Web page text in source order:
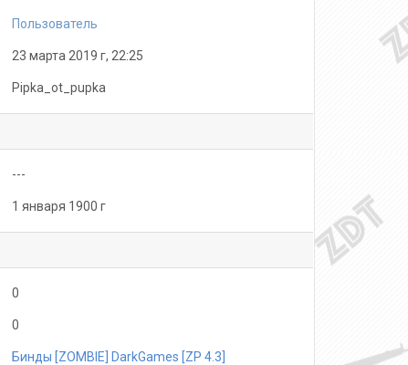
Пользователь
23 марта 2019 г, 22:25
Pipka_ot_pupka
---
1 января 1900 г
0
0
Бинды [ZOMBIE] DarkGames [ZP 4.3]